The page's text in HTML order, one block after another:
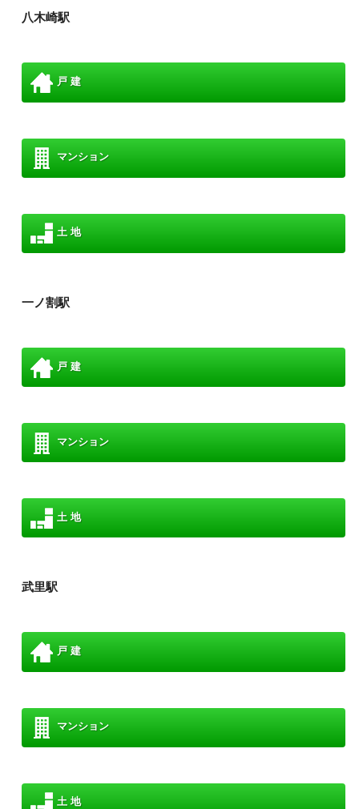
八木崎駅
戸 建
マンション
土 地
一ノ割駅
戸 建
マンション
土 地
武里駅
戸 建
マンション
土 地